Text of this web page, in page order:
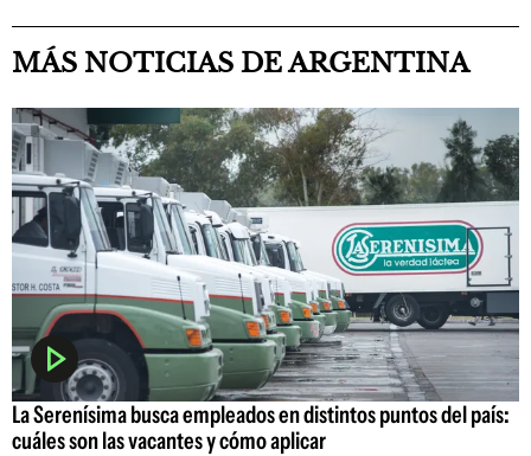
MÁS NOTICIAS DE ARGENTINA
La Serenísima busca empleados en distintos puntos del país:
cuáles son las vacantes y cómo aplicar